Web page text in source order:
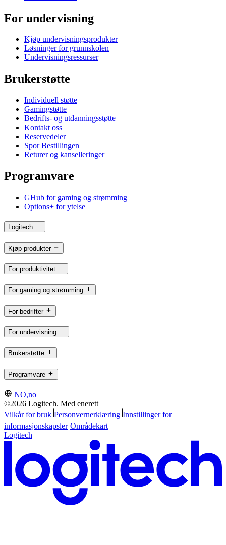
For undervisning
Kjøp undervisningsprodukter
Løsninger for grunnskolen
Undervisningsressurser
Brukerstøtte
Individuell støtte
Gamingstøtte
Bedrifts- og utdanningsstøtte
Kontakt oss
Reservedeler
Spor Bestillingen
Returer og kanselleringer
Programvare
GHub for gaming og strømming
Options+ for ytelse
Logitech
Kjøp produkter
For produktivitet
For gaming og strømming
For bedrifter
For undervisning
Brukerstøtte
Programvare
NO,no
©2026 Logitech. Med enerett
Vilkår for bruk Personvernerklæring Innstillinger for
informasjonskapsler Områdekart
Logitech